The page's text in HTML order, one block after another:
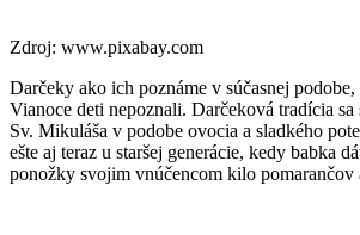
Zdroj: www.pixabay.com
Darčeky ako ich poznáme v súčasnej
Vianoce deti nepoznali. Darčeková tradícia sa
Sv. Mikuláša v podobe ovocia a sladkého
ešte aj teraz u staršej generácie, kedy babka
ponožky svojim vnúčencom kilo pomarančov